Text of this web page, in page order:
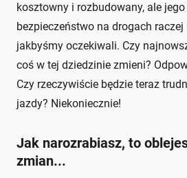
kosztowny i rozbudowany, ale jego
bezpieczeństwo na drogach raczej
jakbyśmy oczekiwali. Czy
coś w tej dziedzinie zmieni?
Czy rzeczywiście będzie teraz
jazdy? Niekoniecznie!
Jak narozrabiasz, to
zmian...